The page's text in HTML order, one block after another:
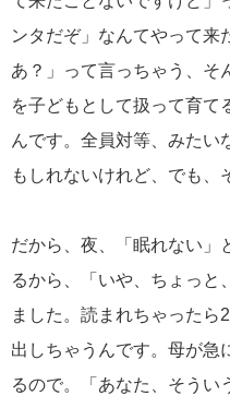
ンタだぞ」なんてやって来
あ？」って言っちゃう、そ
を子どもとして扱って育て
んです。全員対等、みたい
もしれないけれど、でも、
だから、夜、「眠れない」
るから、「いや、ちょっと
ました。読まれちゃったら
出しちゃうんです。母が急
るので。「あなた、そうい